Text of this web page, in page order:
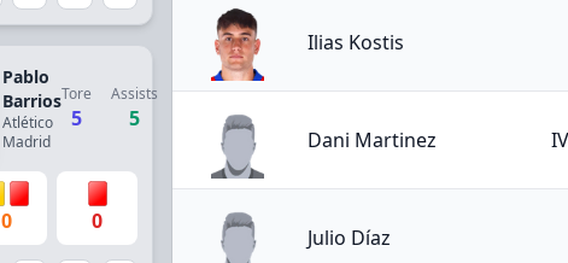
Pablo
Barrios
Atlético
Madrid
Tore
5
Assists
5
0 0
Ilias Kostis
Dani Martinez
Julio Díaz